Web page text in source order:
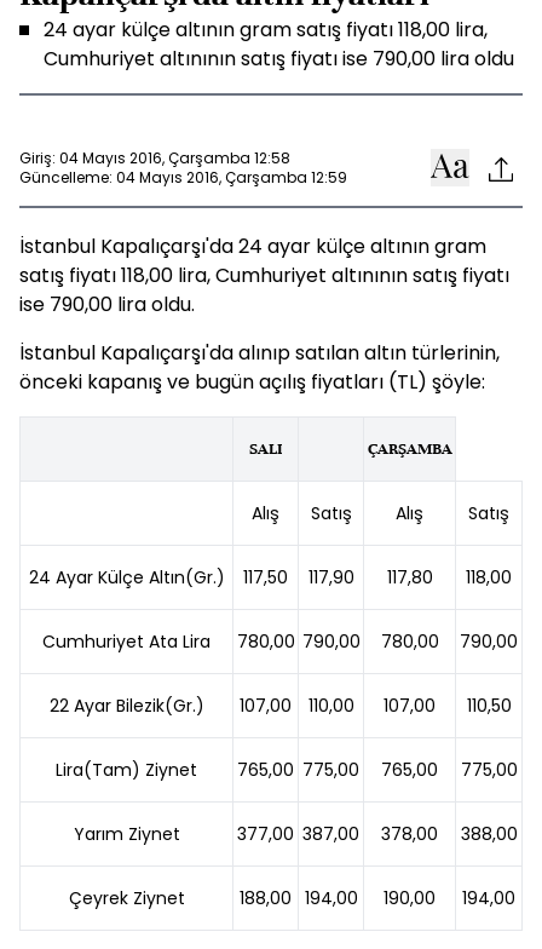
24 ayar külçe altının gram satış fiyatı 118,00 lira,
Cumhuriyet altınının satış fiyatı ise 790,00 lira oldu
Giriş: 04 Mayıs 2016, Çarşamba 12:58
Güncelleme: 04 Mayıs 2016, Çarşamba 12:59
İstanbul Kapalıçarşı'da 24 ayar külçe altının gram
satış fiyatı 118,00 lira, Cumhuriyet altınının satış fiyatı
ise 790,00 lira oldu.
İstanbul Kapalıçarşı'da alınıp satılan altın türlerinin,
önceki kapanış ve bugün açılış fiyatları (TL) şöyle:
SALI ÇARŞAMBA
Alış Satış Alış Satış
24 Ayar Külçe Altın(Gr.) 117,50 117,90 117,80 118,00
Cumhuriyet Ata Lira 780,00 790,00 780,00 790,00
22 Ayar Bilezik(Gr.) 107,00 110,00 107,00 110,50
Lira(Tam) Ziynet 765,00 775,00 765,00 775,00
Yarım Ziynet 377,00 387,00 378,00 388,00
Çeyrek Ziynet 188,00 194,00 190,00 194,00